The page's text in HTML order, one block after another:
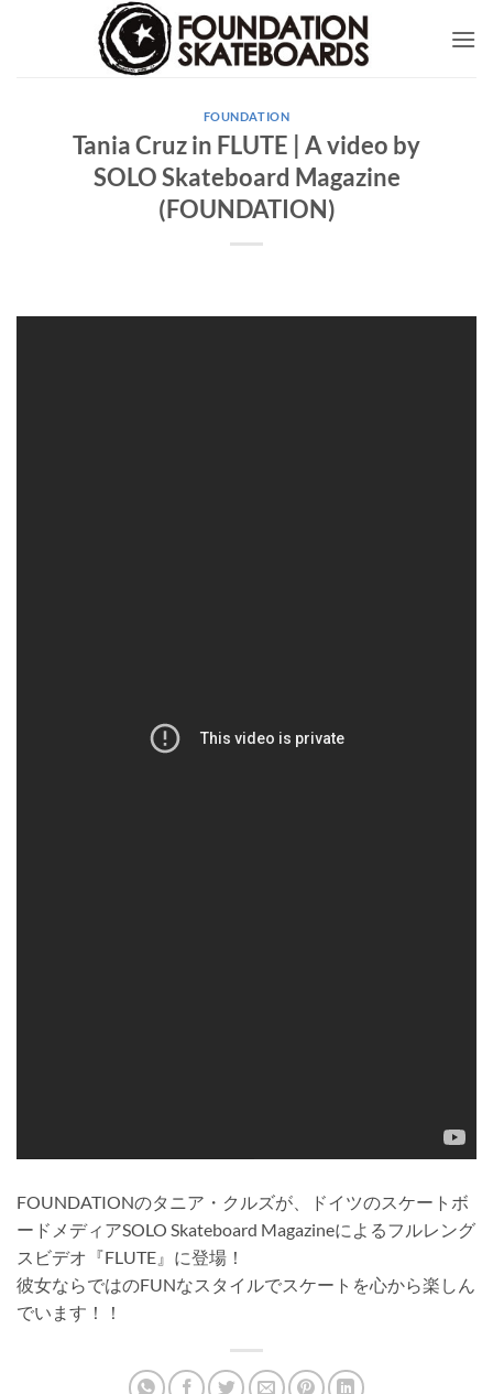
FOUNDATION
Tania Cruz in FLUTE | A video by
SOLO Skateboard Magazine
(FOUNDATION)
FOUNDATIONのタニア・クルズが、ドイツのスケートボ
ードメディアSOLO Skateboard Magazineによるフルレング
スビデオ『FLUTE』に登場！
彼女ならではのFUNなスタイルでスケートを心から楽しん
でいます！！